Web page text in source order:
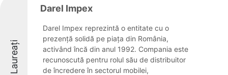
Laureați
Darel Impex
Darel Impex reprezintă o entitate cu o
prezență solidă pe piața din România,
activând încă din anul 1992. Compania este
recunoscută pentru rolul său de distribuitor
de încredere în sectorul mobilei,